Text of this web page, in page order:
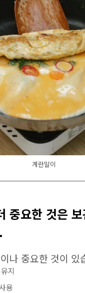
계란말이
중요한 것은
나 중요한 것이 있
지
용